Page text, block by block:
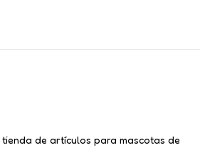
tienda de artículos para mascotas de